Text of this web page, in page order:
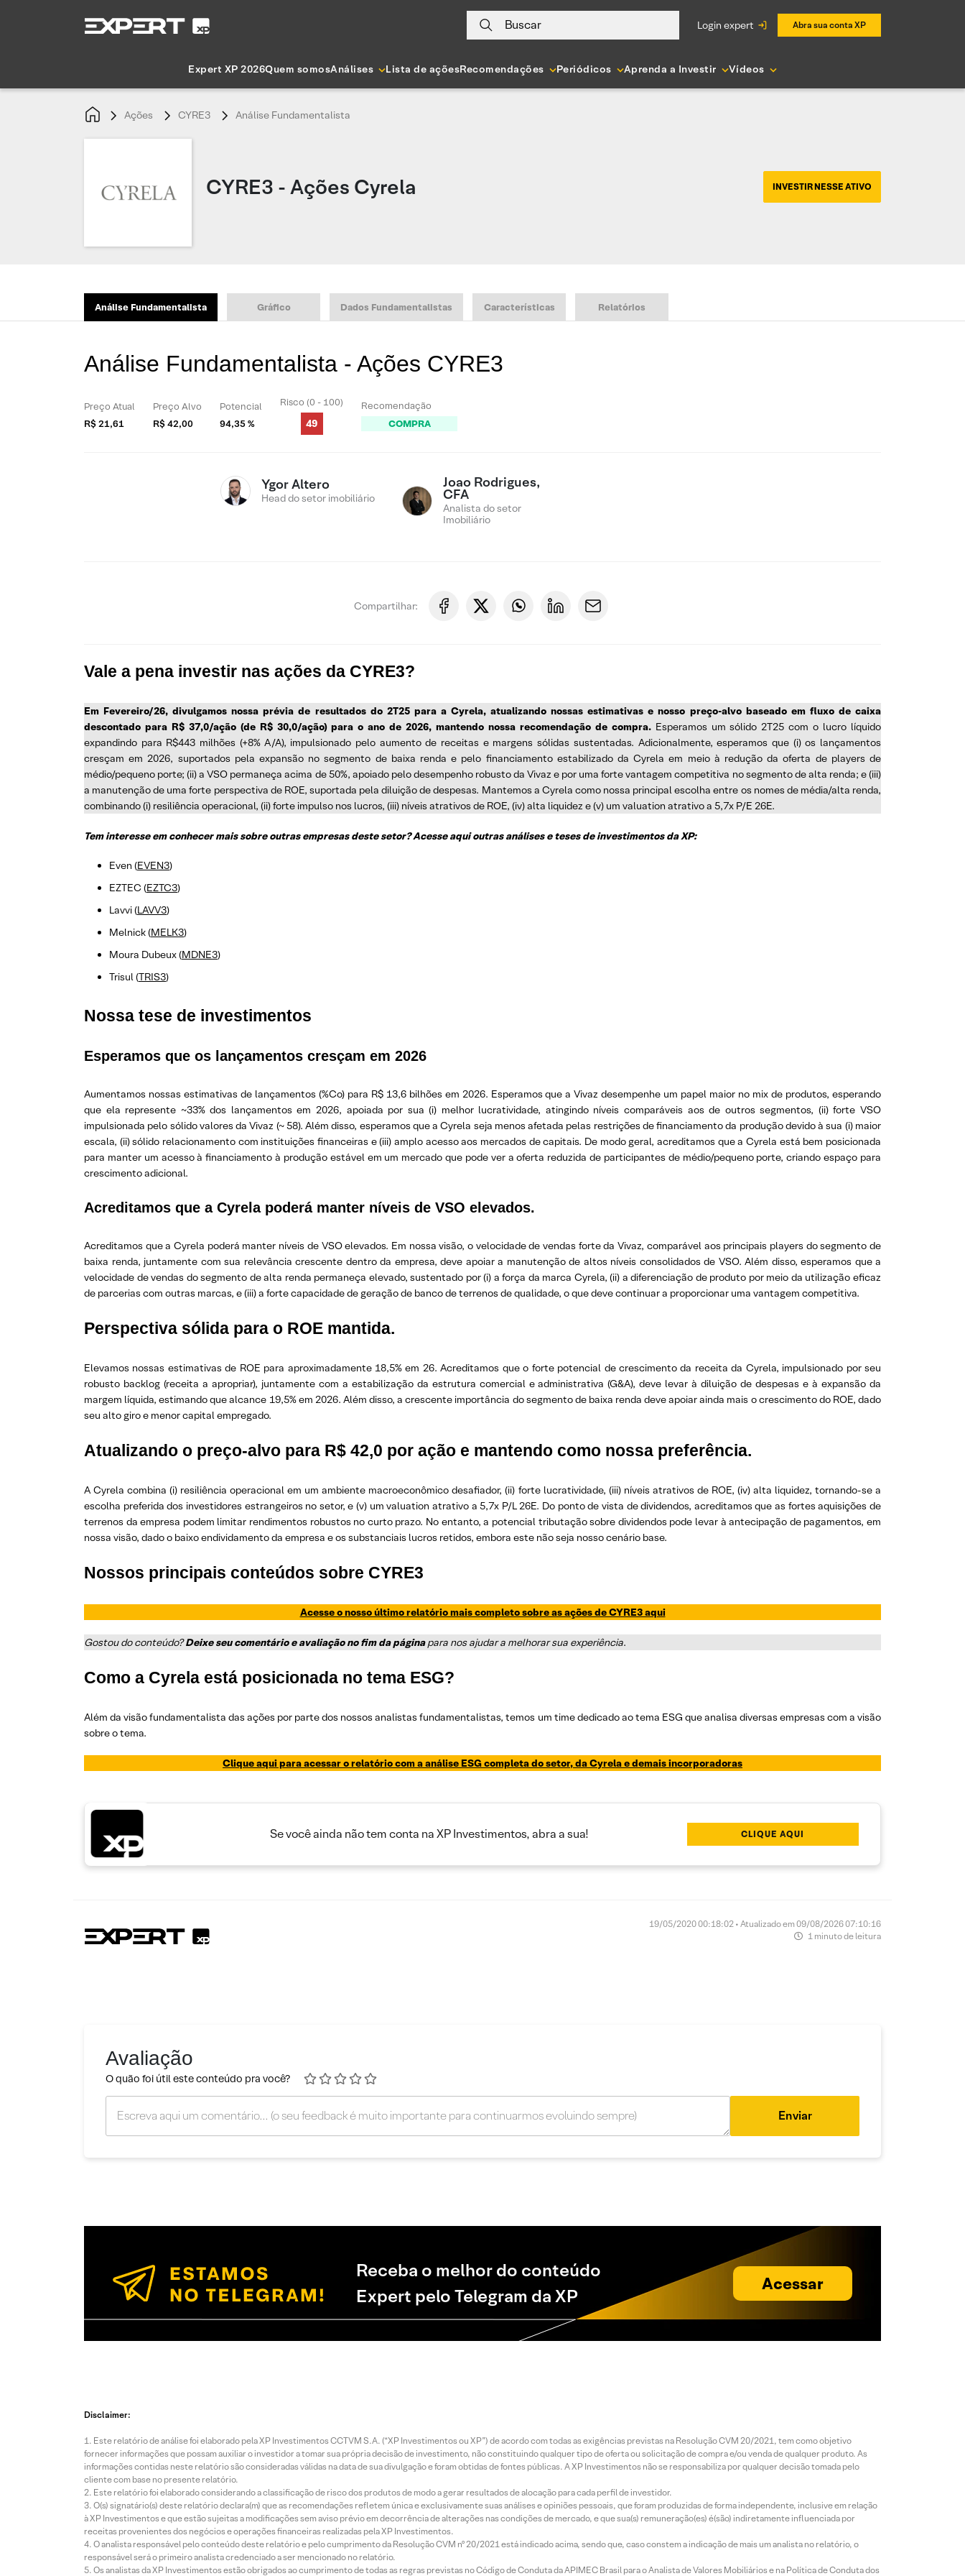
Buscar login expert Abra sua conta XP
Expert XP 2026Quem somosAnálises Lista de açõesRecomendações Periódicos Aprenda a Investir Vídeos
Ações CYRE3 Análise Fundamentalista
CYRE3 - Ações Cyrela INVESTIR NESSE ATIVO
Análise Fundamentalista Gráfico Dados Fundamentalistas Características Relatórios
Análise Fundamentalista - Ações CYRE3
Preço Atual
R$ 21,61
Preço Alvo
R$ 42,00
Potencial
94,35 %
Risco (0 - 100)
49
Recomendação
COMPRA
Ygor Altero
Head do setor imobiliário
Joao Rodrigues,
CFA
Analista do setor
Imobiliário
Compartilhar:
Vale a pena investir nas ações da CYRE3?
Em Fevereiro/26, divulgamos nossa prévia de resultados do 2T25 para a Cyrela, atualizando nossas estimativas e nosso preço-alvo baseado em fluxo de caixa
descontado para R$ 37,0/ação (de R$ 30,0/ação) para o ano de 2026, mantendo nossa recomendação de compra.Esperamos um sólido 2T25 com o lucro líquido
expandindo para R$443 milhões (+8% A/A), impulsionado pelo aumento de receitas e margens sólidas sustentadas. Adicionalmente, esperamos que (i) os lançamentos
cresçam em 2026, suportados pela expansão no segmento de baixa renda e pelo financiamento estabilizado da Cyrela em meio à redução da oferta de players de
médio/pequeno porte; (ii) a VSO permaneça acima de 50%, apoiado pelo desempenho robusto da Vivaz e por uma forte vantagem competitiva no segmento de alta renda; e (iii)
a manutenção de uma forte perspectiva de ROE, suportada pela diluição de despesas. Mantemos a Cyrela como nossa principal escolha entre os nomes de média/alta renda,
combinando (i) resiliência operacional, (ii) forte impulso nos lucros, (iii) níveis atrativos de ROE, (iv) alta liquidez e (v) um valuation atrativo a 5,7x P/E 26E.
Tem interesse em conhecer mais sobre outras empresas deste setor? Acesse aqui outras análises e teses de investimentos da XP:
Even (EVEN3)
EZTEC (EZTC3)
Lavvi (LAVV3)
Melnick (MELK3)
Moura Dubeux (MDNE3)
Trisul (TRIS3)
Nossa tese de investimentos
Esperamos que os lançamentos cresçam em 2026
Aumentamos nossas estimativas de lançamentos (%Co) para R$ 13,6 bilhões em 2026. Esperamos que a Vivaz desempenhe um papel maior no mix de produtos, esperando
que ela represente ~33% dos lançamentos em 2026, apoiada por sua (i) melhor lucratividade, atingindo níveis comparáveis aos de outros segmentos, (ii) forte VSO
impulsionada pelo sólido valores da Vivaz (~ 58). Além disso, esperamos que a Cyrela seja menos afetada pelas restrições de financiamento da produção devido à sua (i) maior
escala, (ii) sólido relacionamento com instituições financeiras e (iii) amplo acesso aos mercados de capitais. De modo geral, acreditamos que a Cyrela está bem posicionada
para manter um acesso à financiamento à produção estável em um mercado que pode ver a oferta reduzida de participantes de médio/pequeno porte, criando espaço para
crescimento adicional.
Acreditamos que a Cyrela poderá manter níveis de VSO elevados.
Acreditamos que a Cyrela poderá manter níveis de VSO elevados. Em nossa visão, o velocidade de vendas forte da Vivaz, comparável aos principais players do segmento de
baixa renda, juntamente com sua relevância crescente dentro da empresa, deve apoiar a manutenção de altos níveis consolidados de VSO. Além disso, esperamos que a
velocidade de vendas do segmento de alta renda permaneça elevado, sustentado por (i) a força da marca Cyrela, (ii) a diferenciação de produto por meio da utilização eficaz
de parcerias com outras marcas, e (iii) a forte capacidade de geração de banco de terrenos de qualidade, o que deve continuar a proporcionar uma vantagem competitiva.
Perspectiva sólida para o ROE mantida.
Elevamos nossas estimativas de ROE para aproximadamente 18,5% em 26. Acreditamos que o forte potencial de crescimento da receita da Cyrela, impulsionado por seu
robusto backlog (receita a apropriar), juntamente com a estabilização da estrutura comercial e administrativa (G&A), deve levar à diluição de despesas e à expansão da
margem líquida, estimando que alcance 19,5% em 2026. Além disso, a crescente importância do segmento de baixa renda deve apoiar ainda mais o crescimento do ROE, dado
seu alto giro e menor capital empregado.
Atualizando o preço-alvo para R$ 42,0 por ação e mantendo como nossa preferência.
A Cyrela combina (i) resiliência operacional em um ambiente macroeconômico desafiador, (ii) forte lucratividade, (iii) níveis atrativos de ROE, (iv) alta liquidez, tornando-se a
escolha preferida dos investidores estrangeiros no setor, e (v) um valuation atrativo a 5,7x P/L 26E. Do ponto de vista de dividendos, acreditamos que as fortes aquisições de
terrenos da empresa podem limitar rendimentos robustos no curto prazo. No entanto, a potencial tributação sobre dividendos pode levar à antecipação de pagamentos, em
nossa visão, dado o baixo endividamento da empresa e os substanciais lucros retidos, embora este não seja nosso cenário base.
Nossos principais conteúdos sobre CYRE3
Acesse o nosso último relatório mais completo sobre as ações de CYRE3 aqui
Gostou do conteúdo?Deixe seu comentário e avaliação no fim da páginapara nos ajudar a melhorar sua experiência.
Como a Cyrela está posicionada no tema ESG?
Além da visão fundamentalista das ações por parte dos nossos analistas fundamentalistas, temos um time dedicado ao tema ESG que analisa diversas empresas com a visão
sobre o tema.
Clique aqui para acessar o relatório com a análise ESG completa do setor, da Cyrela e demais incorporadoras
Se você ainda não tem conta na XP Investimentos, abra a sua! CLIQUE AQUI
19/05/2020 00:18:02 • Atualizado em 09/08/2026 07:10:16
1 minuto de leitura
Avaliação
O quão foi útil este conteúdo pra você?
Enviar
Receba o melhor do conteúdo
Expert pelo Telegram da XP
Acessar
Disclaimer:
Este relatório de análise foi elaborado pela XP Investimentos CCTVM S.A. (“XP Investimentos ou XP”) de acordo com todas as exigências previstas na Resolução CVM 20/2021, tem como objetivo
fornecer informações que possam auxiliar o investidor a tomar sua própria decisão de investimento, não constituindo qualquer tipo de oferta ou solicitação de compra e/ou venda de qualquer produto. As
informações contidas neste relatório são consideradas válidas na data de sua divulgação e foram obtidas de fontes públicas. A XP Investimentos não se responsabiliza por qualquer decisão tomada pelo
cliente com base no presente relatório.
Este relatório foi elaborado considerando a classificação de risco dos produtos de modo a gerar resultados de alocação para cada perfil de investidor.
O(s) signatário(s) deste relatório declara(m) que as recomendações refletem única e exclusivamente suas análises e opiniões pessoais, que foram produzidas de forma independente, inclusive em relação
à XP Investimentos e que estão sujeitas a modificações sem aviso prévio em decorrência de alterações nas condições de mercado, e que sua(s) remuneração(es) é(são) indiretamente influenciada por
receitas provenientes dos negócios e operações financeiras realizadas pela XP Investimentos.
O analista responsável pelo conteúdo deste relatório e pelo cumprimento da Resolução CVM nº 20/2021 está indicado acima, sendo que, caso constem a indicação de mais um analista no relatório, o
responsável será o primeiro analista credenciado a ser mencionado no relatório.
Os analistas da XP Investimentos estão obrigados ao cumprimento de todas as regras previstas no Código de Conduta da APIMEC Brasil para o Analista de Valores Mobiliários e na Política de Conduta dos